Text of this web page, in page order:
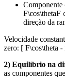
Componente
F\cos\thetaF
direção da
Velocidade
zero: [ F\cos\theta
2) Equilíbrio na
as componentes